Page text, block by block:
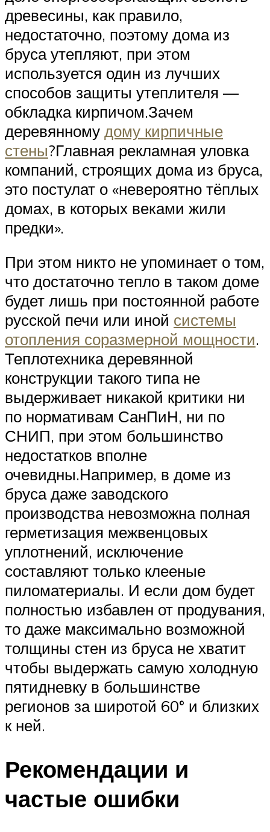
древесины, как правило,
недостаточно, поэтому дома из
бруса утепляют, при этом
используется один из лучших
способов защиты утеплителя —
обкладка кирпичом.Зачем
деревянному дому кирпичные
стены?Главная рекламная уловка
компаний, строящих дома из бруса,
это постулат о «невероятно тёплых
домах, в которых веками жили
предки».
При этом никто не упоминает о том,
что достаточно тепло в таком доме
будет лишь при постоянной работе
русской печи или иной системы
отопления соразмерной мощности.
Теплотехника деревянной
конструкции такого типа не
выдерживает никакой критики ни
по нормативам СанПиН, ни по
СНИП, при этом большинство
недостатков вполне
очевидны.Например, в доме из
бруса даже заводского
производства невозможна полная
герметизация межвенцовых
уплотнений, исключение
составляют только клееные
пиломатериалы. И если дом будет
полностью избавлен от продувания,
то даже максимально возможной
толщины стен из бруса не хватит
чтобы выдержать самую холодную
пятидневку в большинстве
регионов за широтой 60° и близких
к ней.
Рекомендации и
частые ошибки